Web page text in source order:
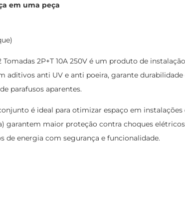
em uma peça
Tomadas 2P+T 10A 250V é um produto de
anti UV e anti poeira, garante
parafusos aparentes.
é ideal para otimizar espaço em
garantem maior proteção contra choques
de energia com segurança e funcionalidade.